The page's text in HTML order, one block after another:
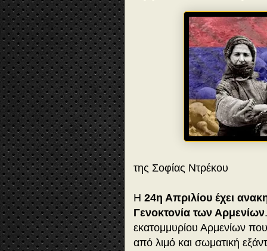
της Σοφίας Ντρέκου
Η 24η Απριλίου έχει
Γενοκτονία των Αρμενίων
εκατομμυρίου Αρμενίων
από λιμό και σωματική